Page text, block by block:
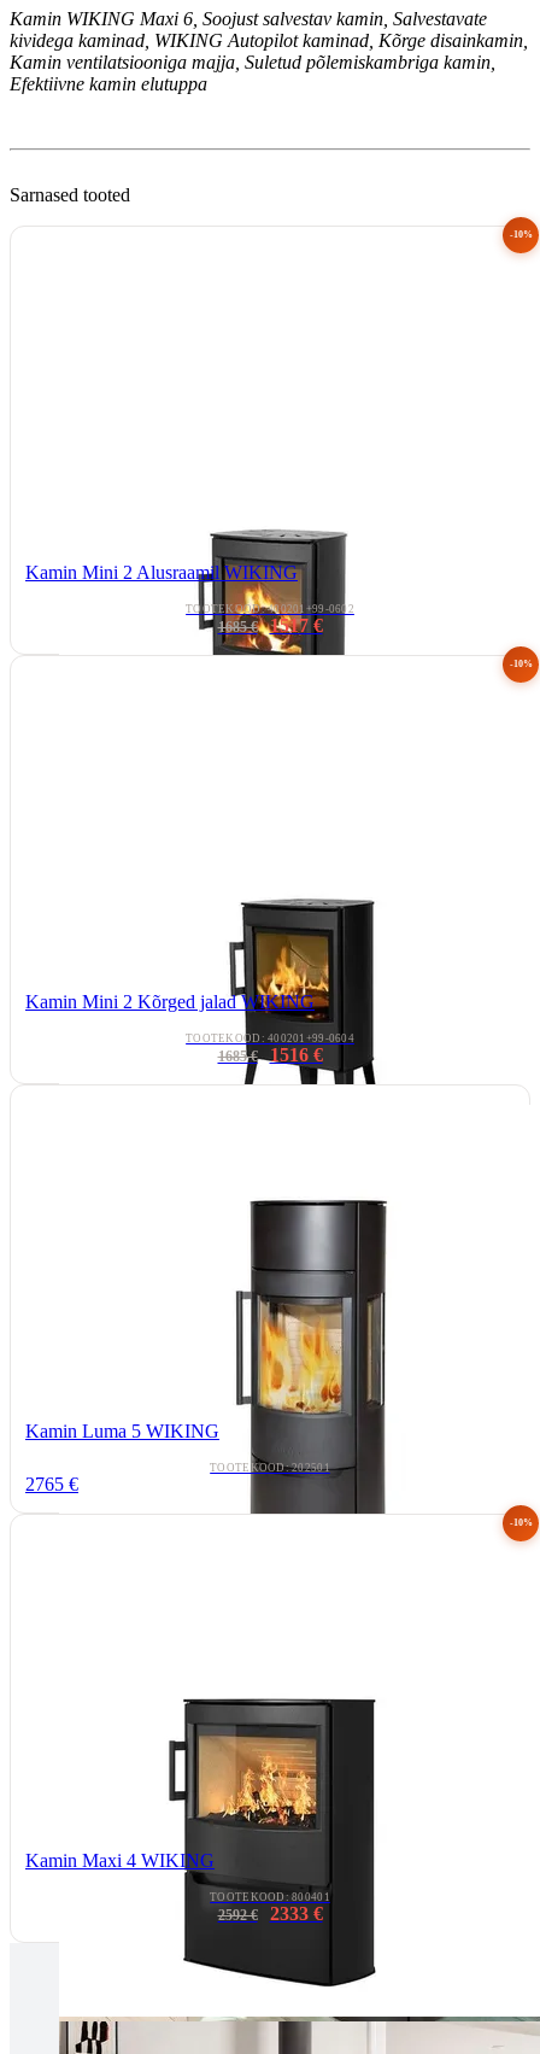
Kamin WIKING Maxi 6, Soojust salvestav kamin, Salvestavate
kividega kaminad, WIKING Autopilot kaminad, Kõrge disainkamin,
Kamin ventilatsiooniga majja, Suletud põlemiskambriga kamin,
Efektiivne kamin elutuppa
Sarnased tooted
-10%
Kamin Mini 2 Alusraamil WIKING
TOOTEKOOD: 400201+99-0602
1685 € 1517 €
-10%
Kamin Mini 2 Kõrged jalad WIKING
TOOTEKOOD: 400201+99-0604
1685 € 1516 €
Kamin Luma 5 WIKING
TOOTEKOOD: 202501
2765 €
-10%
Kamin Maxi 4 WIKING
TOOTEKOOD: 800401
2592 € 2333 €
Tallinnas kaminasalong